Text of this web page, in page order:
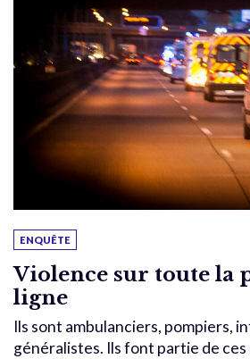
ENQUÊTE
Violence sur toute la
ligne
Ils sont ambulanciers, pompiers,
généralistes. Ils font partie de